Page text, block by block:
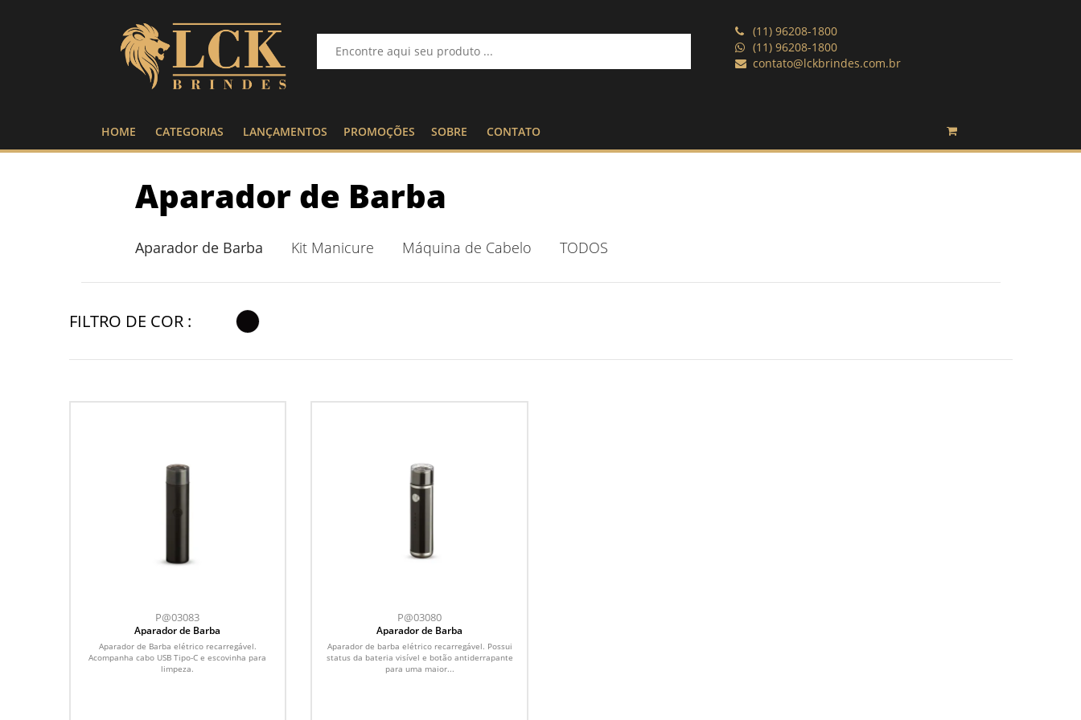
(11) 96208-1800
(11) 96208-1800
contato@lckbrindes.com.br
HOME CATEGORIAS LANÇAMENTOS PROMOÇÕES SOBRE CONTATO
Aparador de Barba
Aparador de Barba Kit Manicure Máquina de Cabelo TODOS
FILTRO DE COR :
P@03083
Aparador de Barba
Aparador de Barba elétrico recarregável.
Acompanha cabo USB Tipo-C e escovinha para
limpeza.
P@03080
Aparador de Barba
Aparador de barba elétrico recarregável. Possui
status da bateria visível e botão antiderrapante
para uma maior...